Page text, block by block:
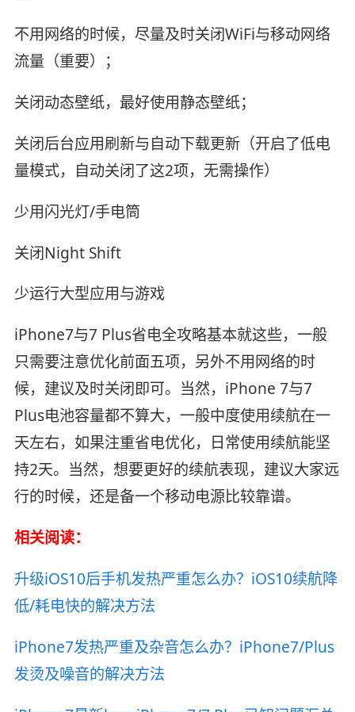
不用网络的时候，尽量及时关闭WiFi与移动网络
流量（重要）；
关闭动态壁纸，最好使用静态壁纸；
关闭后台应用刷新与自动下载更新（开启了低电
量模式，自动关闭了这2项，无需操作）
少用闪光灯/手电筒
关闭Night Shift
少运行大型应用与游戏
iPhone7与7 Plus省电全攻略基本就这些，一般
只需要注意优化前面五项，另外不用网络的时
候，建议及时关闭即可。当然，iPhone 7与7
Plus电池容量都不算大，一般中度使用续航在一
天左右，如果注重省电优化，日常使用续航能坚
持2天。当然，想要更好的续航表现，建议大家远
行的时候，还是备一个移动电源比较靠谱。
相关阅读：
升级iOS10后手机发热严重怎么办？iOS10续航降
低/耗电快的解决方法
iPhone7发热严重及杂音怎么办？iPhone7/Plus
发烫及噪音的解决方法